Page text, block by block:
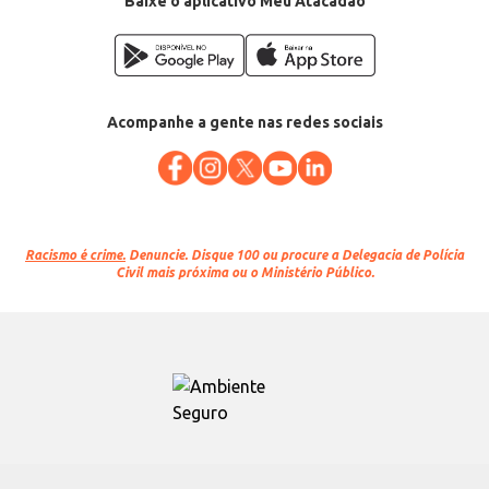
Acompanhe a gente nas redes sociais
Racismo é crime. Denuncie. Disque 100 ou procure a Delegacia de Polícia
Civil mais próxima ou o Ministério Público.